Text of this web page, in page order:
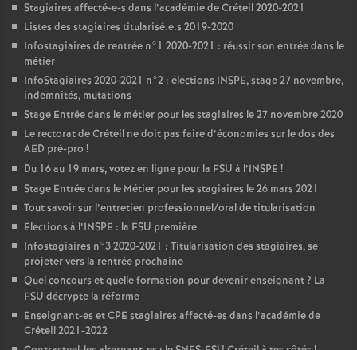
Stagiaires affecté-e-s dans l’académie de Créteil 2020-2021
Listes des stagiaires titularisé.e.s 2019-2020
Infostagiaires de rentrée n°1 2020-2021 : réussir son entrée dans le
métier
InfoStagiaires 2020-2021 n°2 : élections INSPE, stage 27 novembre,
indemnités, mutations
Stage Entrée dans le métier pour les stagiaires le 27 novembre 2020
Le rectorat de Créteil ne doit pas faire d’économies sur le dos des
AED pré-pro !
Du 16 au 19 mars, votez en ligne pour la FSU à l’INSPE !
Stage Entrée dans le Métier pour les stagiaires le 26 mars 2021
Tout savoir sur l’entretien professionnel/oral de titularisation
Elections à l’INSPE : la FSU première
Infostagiaires n°3 2020-2021 : Titularisation des stagiaires, se
projeter vers la rentrée prochaine
Quel concours et quelle formation pour devenir enseignant? La
FSU décrypte la réforme
Enseignant-es etCPE stagiaires affecté-es dans l’académie de
Créteil 2021-2022